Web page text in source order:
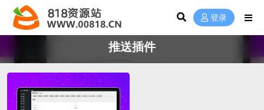
登录
推送插件